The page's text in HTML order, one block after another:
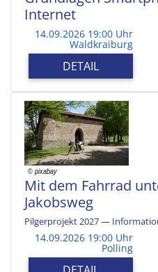
Internet
14.09.2026 19:00 Uhr
Waldkraiburg
DETAIL
Mit dem Fahrrad
Jakobsweg
Pilgerprojekt 2027 —
14.09.2026 19:00 Uhr
Polling